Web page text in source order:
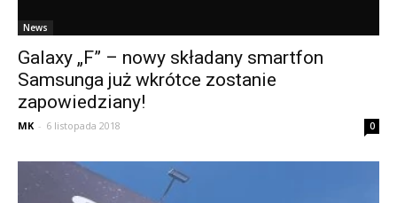
News
Galaxy „F” – nowy składany smartfon
Samsunga już wkrótce zostanie
zapowiedziany!
MK - 6 listopada 2018 0